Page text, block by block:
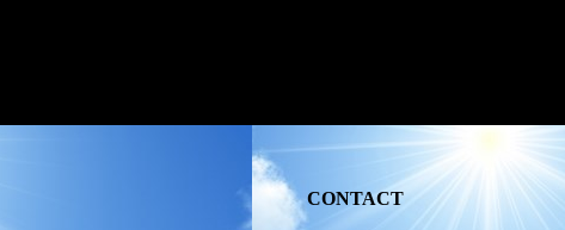
CONTACT